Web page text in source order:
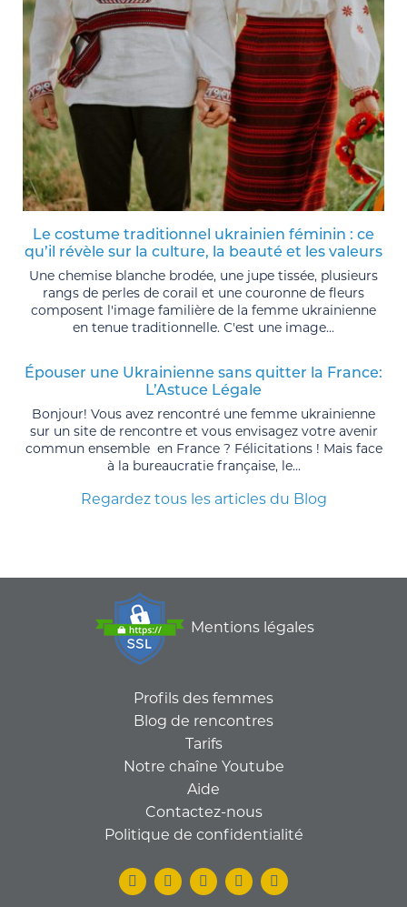
Le costume traditionnel ukrainien féminin : ce
qu’il révèle sur la culture, la beauté et les valeurs
Une chemise blanche brodée, une jupe tissée, plusieurs
rangs de perles de corail et une couronne de fleurs
composent l'image familière de la femme ukrainienne
en tenue traditionnelle. C'est une image...
Épouser une Ukrainienne sans quitter la France:
L’Astuce Légale
Bonjour! Vous avez rencontré une femme ukrainienne
sur un site de rencontre et vous envisagez votre avenir
commun ensemble en France ? Félicitations ! Mais face
à la bureaucratie française, le...
Regardez tous les articles du Blog
Mentions légales
Profils des femmes
Blog de rencontres
Tarifs
Notre chaîne Youtube
Aide
Contactez-nous
Politique de confidentialité